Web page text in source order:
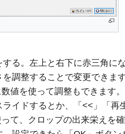
する。左上と右下に赤三角に
調整することで変更できま
数値を使って調整もできます
ライドするとか、「<<」「再
って、クロップの出来栄えを